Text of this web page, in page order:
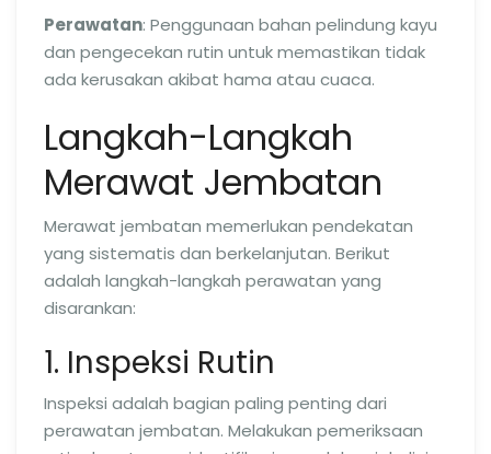
Perawatan: Penggunaan bahan pelindung kayu
dan pengecekan rutin untuk memastikan tidak
ada kerusakan akibat hama atau cuaca.
Langkah-Langkah
Merawat Jembatan
Merawat jembatan memerlukan pendekatan
yang sistematis dan berkelanjutan. Berikut
adalah langkah-langkah perawatan yang
disarankan:
1. Inspeksi Rutin
Inspeksi adalah bagian paling penting dari
perawatan jembatan. Melakukan pemeriksaan